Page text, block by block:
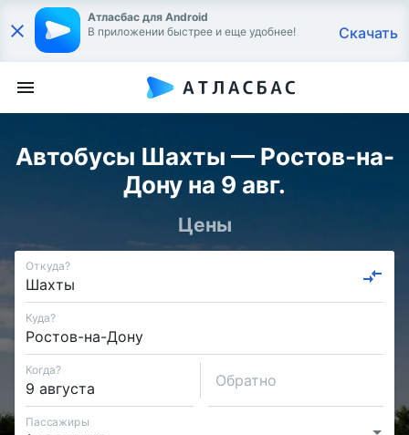
Атласбас для Android
В приложении быстрее и еще удобнее!
Скачать
Автобусы Шахты — Ростов-на-
Дону на 9 авг.
Цены
Откуда?
Куда?
Когда?
Обратно
Пассажиры